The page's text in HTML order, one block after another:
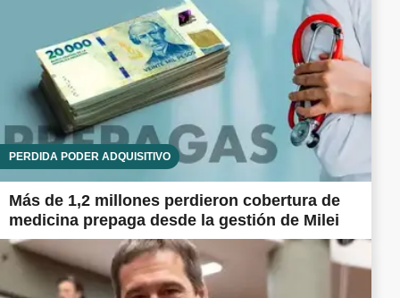
PÉRDIDA PODER ADQUISITIVO
Más de 1,2 millones perdieron cobertura de
medicina prepaga desde la gestión de Milei